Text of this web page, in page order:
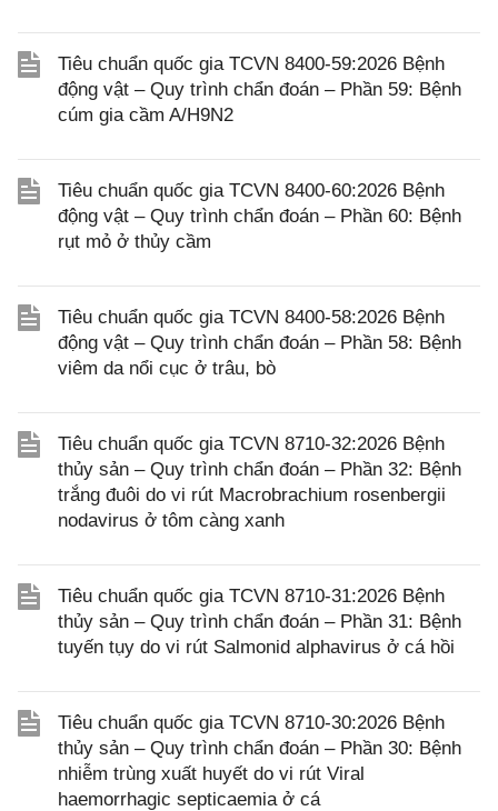
Tiêu chuẩn quốc gia TCVN 8400-59:2026 Bệnh
động vật – Quy trình chẩn đoán – Phần 59: Bệnh
cúm gia cầm A/H9N2
Tiêu chuẩn quốc gia TCVN 8400-60:2026 Bệnh
động vật – Quy trình chẩn đoán – Phần 60: Bệnh
rụt mỏ ở thủy cầm
Tiêu chuẩn quốc gia TCVN 8400-58:2026 Bệnh
động vật – Quy trình chẩn đoán – Phần 58: Bệnh
viêm da nổi cục ở trâu, bò
Tiêu chuẩn quốc gia TCVN 8710-32:2026 Bệnh
thủy sản – Quy trình chẩn đoán – Phần 32: Bệnh
trắng đuôi do vi rút Macrobrachium rosenbergii
nodavirus ở tôm càng xanh
Tiêu chuẩn quốc gia TCVN 8710-31:2026 Bệnh
thủy sản – Quy trình chẩn đoán – Phần 31: Bệnh
tuyến tụy do vi rút Salmonid alphavirus ở cá hồi
Tiêu chuẩn quốc gia TCVN 8710-30:2026 Bệnh
thủy sản – Quy trình chẩn đoán – Phần 30: Bệnh
nhiễm trùng xuất huyết do vi rút Viral
haemorrhagic septicaemia ở cá